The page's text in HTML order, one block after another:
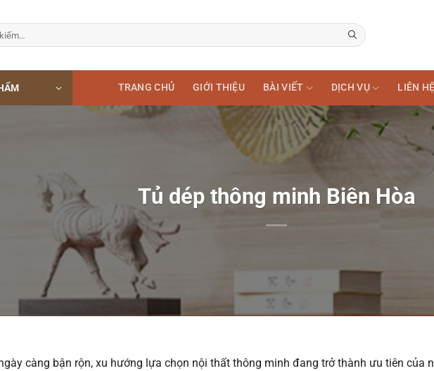
TRANG CHỦ GIỚI THIỆU BÀI VIẾT DỊCH VỤ LIÊN HỆ
Tủ dép thông minh Biên Hòa
càng bận rộn, xu hướng lựa chọn nội thất thông minh đang trở thành ưu tiên của